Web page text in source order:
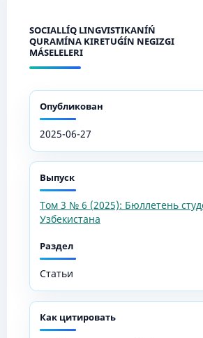
SOCIALLÍQ LINGVISTIKANÍŃ
QURAMÍNA KIRETUǴÍN NEGIZGI
MÁSELELERI
Опубликован
2025-06-27
Выпуск
Том 3 № 6 (2025): Бюллетень
Узбекистана
Раздел
Статьи
Как цитировать